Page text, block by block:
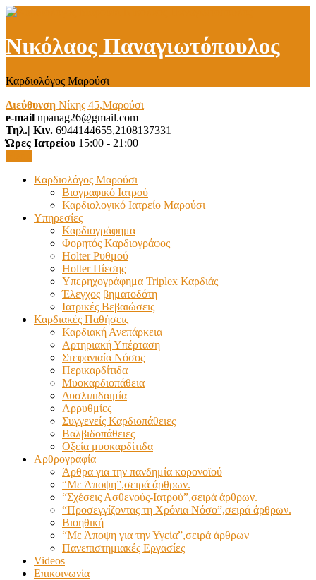
Νικόλαος Παναγιωτόπουλος
Καρδιολόγος Μαρούσι
Διεύθυνση Νίκης 45,Μαρούσι
e-mail npanag26@gmail.com
Τηλ.| Κιν. 6944144655,2108137331
Ώρες Ιατρείου 15:00 - 21:00
Καρδιολόγος Μαρούσι
Βιογραφικό Ιατρού
Καρδιολογικό Ιατρείο Μαρούσι
Υπηρεσίες
Καρδιογράφημα
Φορητός Καρδιογράφος
Holter Ρυθμού
Holter Πίεσης
Υπερηχογράφημα Triplex Καρδιάς
Έλεγχος βηματοδότη
Ιατρικές Βεβαιώσεις
Καρδιακές Παθήσεις
Καρδιακή Ανεπάρκεια
Αρτηριακή Υπέρταση
Στεφανιαία Νόσος
Περικαρδίτιδα
Μυοκαρδιοπάθεια
Δυσλιπιδαιμία
Αρρυθμίες
Συγγενείς Καρδιοπάθειες
Βαλβιδοπάθειες
Οξεία μυοκαρδίτιδα
Αρθρογραφία
Άρθρα για την πανδημία κορονοϊού
“Με Άποψη”,σειρά άρθρων.
“Σχέσεις Ασθενούς-Ιατρού”,σειρά άρθρων.
“Προσεγγίζοντας τη Χρόνια Νόσο”,σειρά άρθρων.
Βιοηθική
“Με Άποψη για την Υγεία”,σειρά άρθρων
Πανεπιστημιακές Εργασίες
Videos
Επικοινωνία